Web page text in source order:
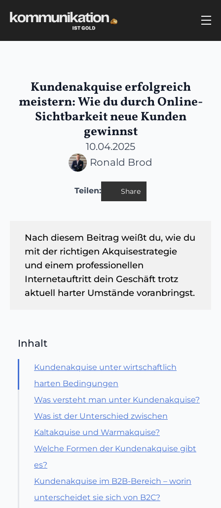
Kundenakquise erfolgreich
meistern: Wie du durch Online-
Sichtbarkeit neue Kunden
gewinnst
10.04.2025
Ronald Brod
Share
Nach diesem Beitrag weißt du, wie du
mit der richtigen Akquisestrategie
und einem professionellen
Internetauftritt dein Geschäft trotz
aktuell harter Umstände voranbringst.
Inhalt
Kundenakquise unter wirtschaftlich
harten Bedingungen
Was versteht man unter Kundenakquise?
Was ist der Unterschied zwischen
Kaltakquise und Warmakquise?
Welche Formen der Kundenakquise gibt
es?
Kundenakquise im B2B-Bereich – worin
unterscheidet sie sich von B2C?